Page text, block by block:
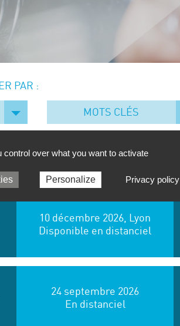
PAR :
MOTS CLÉS
DATE
10 décembre 2026, Lyon
Disponible en distanciel
24 septembre 2026
En distanciel
over what you want to activate
Personalize Privacy policy